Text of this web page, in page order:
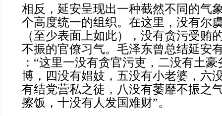
相反，延安呈现出一种截然不同的气
个高度统一的组织。在这里，没有尔
（至少表面上如此），没有贪污受贿
不振的官僚习气。毛泽东曾总结延安
：“这里一没有贪官污吏，二没有土
博，四没有娼妓，五没有小老婆，六
有结党营私之徒，八没有萎靡不振之
擦饭，十没有人发国难财”。